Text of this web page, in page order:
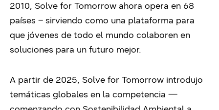
2010, Solve for Tomorrow ahora opera en 68
países – sirviendo como una plataforma para
que jóvenes de todo el mundo colaboren en
soluciones para un futuro mejor.
A partir de 2025, Solve for Tomorrow introdujo
temáticas globales en la competencia —